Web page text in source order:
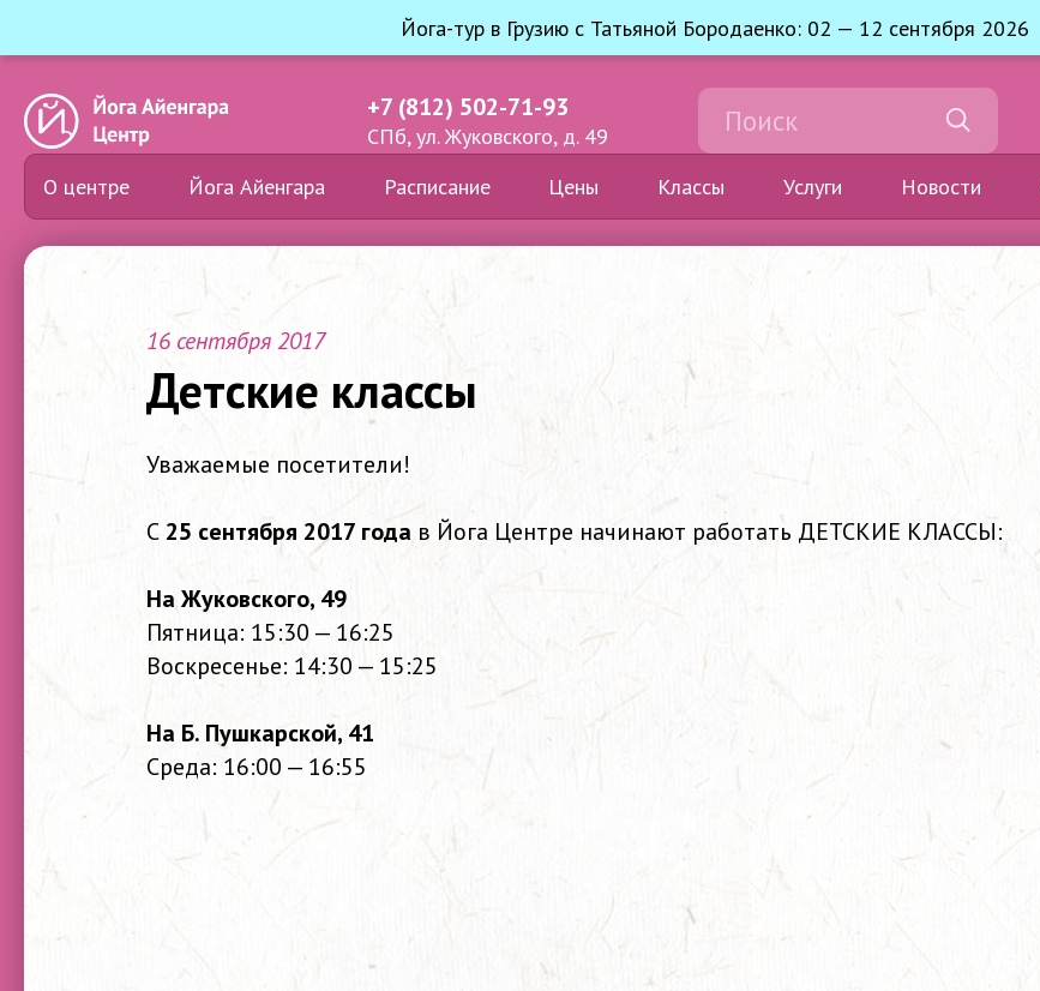
Йога-тур в Грузию с Татьяной Бородаенко: 02 — 12 сентября 2026
+7 (812) 502-71-93
СПб, ул. Жуковского, д. 49
О центре Йога Айенгара Расписание Цены Классы Услуги Новости
16 сентября 2017
Детские классы
Уважаемые посетители!
С 25 сентября 2017 года в Йога Центре начинают работать ДЕТСКИЕ КЛАССЫ:
На Жуковского, 49
Пятница: 15:30 — 16:25
Воскресенье: 14:30 — 15:25
На Б. Пушкарской, 41
Среда: 16:00 — 16:55